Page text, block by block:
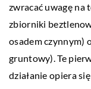
zwracać uwagę na
zbiorniki
osadem czynnym)
gruntowy). Te
działanie opiera